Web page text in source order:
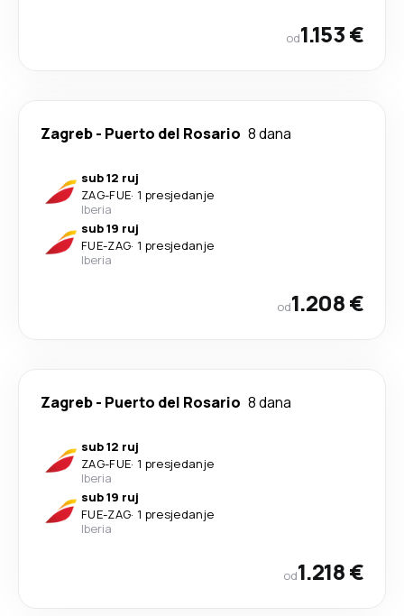
od1.153 €
Zagreb- Puerto del Rosario 8 dana
sub 12 ruj
ZAG-FUE· 1 presjedanje
Iberia
sub 19 ruj
FUE-ZAG· 1 presjedanje
Iberia
od1.208 €
Zagreb- Puerto del Rosario 8 dana
sub 12 ruj
ZAG-FUE· 1 presjedanje
Iberia
sub 19 ruj
FUE-ZAG· 1 presjedanje
Iberia
od1.218 €